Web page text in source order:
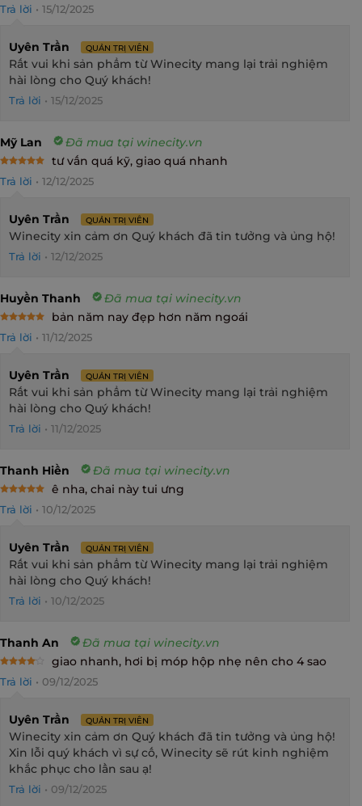
Trả lời • 15/12/2025
Uyên Trần QUẢN TRỊ VIÊN
Rất vui khi sản phẩm từ Winecity mang lại trải nghiệm
hài lòng cho Quý khách!
Trả lời • 15/12/2025
Mỹ Lan Đã mua tại winecity.vn
out of 5
tư vấn quá kỹ, giao quá nhanh
Trả lời • 12/12/2025
Uyên Trần QUẢN TRỊ VIÊN
Winecity xin cảm ơn Quý khách đã tin tưởng và ủng hộ!
Trả lời • 12/12/2025
Huyền Thanh Đã mua tại winecity.vn
out of 5
bản năm nay đẹp hơn năm ngoái
Trả lời • 11/12/2025
Uyên Trần QUẢN TRỊ VIÊN
Rất vui khi sản phẩm từ Winecity mang lại trải nghiệm
hài lòng cho Quý khách!
Trả lời • 11/12/2025
Thanh Hiền Đã mua tại winecity.vn
out of 5
ê nha, chai này tui ưng
Trả lời • 10/12/2025
Uyên Trần QUẢN TRỊ VIÊN
Rất vui khi sản phẩm từ Winecity mang lại trải nghiệm
hài lòng cho Quý khách!
Trả lời • 10/12/2025
Thanh An Đã mua tại winecity.vn
out of 5
giao nhanh, hơi bị móp hộp nhẹ nên cho 4 sao
Trả lời • 09/12/2025
Uyên Trần QUẢN TRỊ VIÊN
Winecity xin cảm ơn Quý khách đã tin tưởng và ủng hộ!
Xin lỗi quý khách vì sự cố, Winecity sẽ rút kinh nghiệm
khắc phục cho lần sau ạ!
Trả lời • 09/12/2025